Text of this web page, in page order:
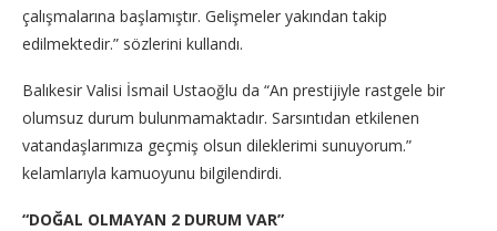
çalışmalarına başlamıştır. Gelişmeler yakından takip
edilmektedir.” sözlerini kullandı.
Balıkesir Valisi İsmail Ustaoğlu da “An prestijiyle rastgele bir
olumsuz durum bulunmamaktadır. Sarsıntıdan etkilenen
vatandaşlarımıza geçmiş olsun dileklerimi sunuyorum.”
kelamlarıyla kamuoyunu bilgilendirdi.
“DOĞAL OLMAYAN 2 DURUM VAR”